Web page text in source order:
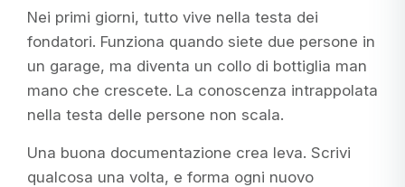
Nei primi giorni, tutto vive nella testa dei
fondatori. Funziona quando siete due persone in
un garage, ma diventa un collo di bottiglia man
mano che crescete. La conoscenza intrappolata
nella testa delle persone non scala.
Una buona documentazione crea leva. Scrivi
qualcosa una volta, e forma ogni nuovo